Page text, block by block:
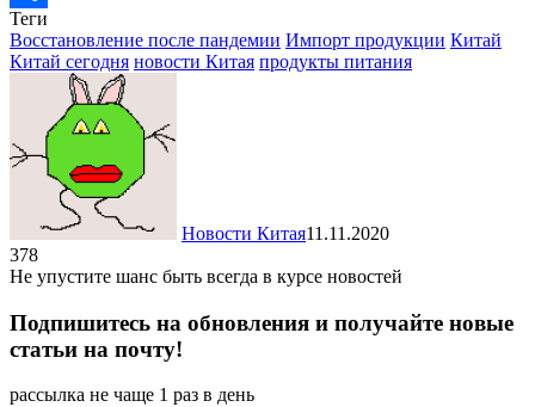
Отправить
Теги
Восстановление после пандемии Импорт продукции Китай
Китай сегодня новости Китая продукты питания
Новости Китая11.11.2020
378
Не упустите шанс быть всегда в курсе новостей
Подпишитесь на обновления и получайте новые
статьи на почту!
рассылка не чаще 1 раз в день